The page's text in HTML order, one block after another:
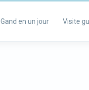
Gand en un jour Visite